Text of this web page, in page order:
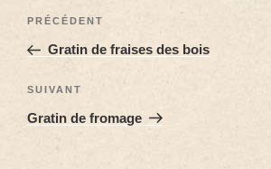
PRÉCÉDENT
Gratin de fraises des bois
SUIVANT
Gratin de fromage